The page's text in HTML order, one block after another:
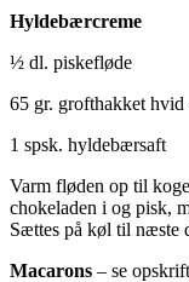
Hyldebærcreme
½ dl. piskefløde
65 gr. grofthakket hvid
1 spsk. hyldebærsaft
Varm fløden op til
chokeladen i og pisk,
Sættes på køl til næste
Macarons – se